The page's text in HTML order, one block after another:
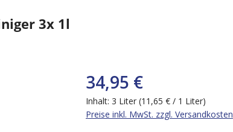
3x 1l
34,95 €
Inhalt: 3 Liter (11,65 € / 1 Liter)
Preise inkl. MwSt. zzgl. Versandkosten